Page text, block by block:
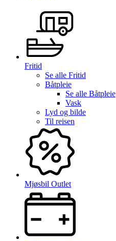
Fritid
Se alle Fritid
Båtpleie
Se alle Båtpleie
Vask
Lyd og bilde
Til reisen
Mjøsbil Outlet